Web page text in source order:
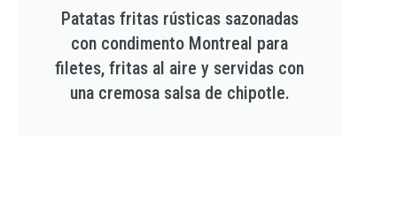
Patatas fritas rústicas sazonadas
con condimento Montreal para
filetes, fritas al aire y servidas con
una cremosa salsa de chipotle.